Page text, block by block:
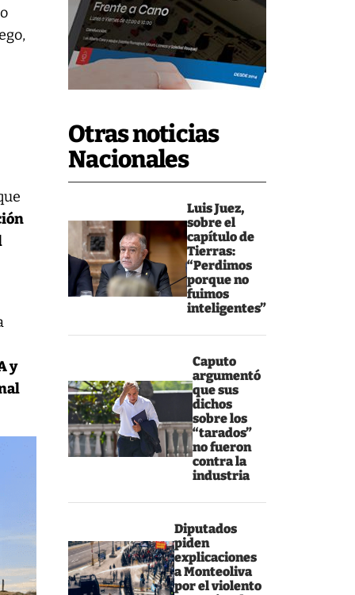
Otras noticias
Nacionales
Luis Juez,
sobre el
capítulo de
Tierras:
“Perdimos
porque no
fuimos
inteligentes”
Caputo
argumentó
que sus
dichos
sobre los
“tarados”
no fueron
contra la
industria
Diputados
piden
explicaciones
a Monteoliva
por el violento
y